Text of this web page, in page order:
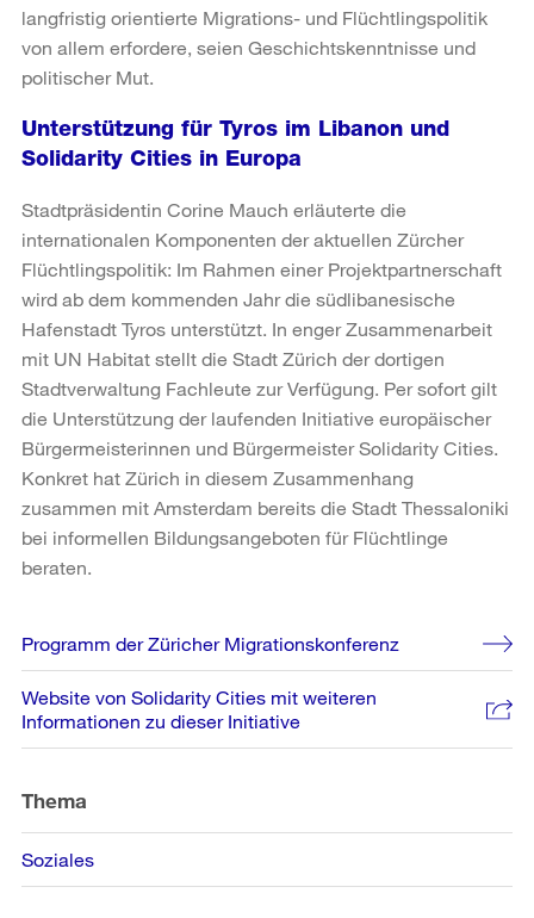
langfristig orientierte Migrations- und Flüchtlingspolitik
von allem erfordere, seien Geschichtskenntnisse und
politischer Mut.
Unterstützung für Tyros im Libanon und
Solidarity Cities in Europa
Stadtpräsidentin Corine Mauch erläuterte die
internationalen Komponenten der aktuellen Zürcher
Flüchtlingspolitik: Im Rahmen einer Projektpartnerschaft
wird ab dem kommenden Jahr die südlibanesische
Hafenstadt Tyros unterstützt. In enger Zusammenarbeit
mit UN Habitat stellt die Stadt Zürich der dortigen
Stadtverwaltung Fachleute zur Verfügung. Per sofort gilt
die Unterstützung der laufenden Initiative europäischer
Bürgermeisterinnen und Bürgermeister Solidarity Cities.
Konkret hat Zürich in diesem Zusammenhang
zusammen mit Amsterdam bereits die Stadt Thessaloniki
bei informellen Bildungsangeboten für Flüchtlinge
beraten.
Weitere
Informationen
Programm der Züricher Migrationskonferenz
Website von Solidarity Cities mit weiteren
Informationen zu dieser Initiative
Thema
Soziales